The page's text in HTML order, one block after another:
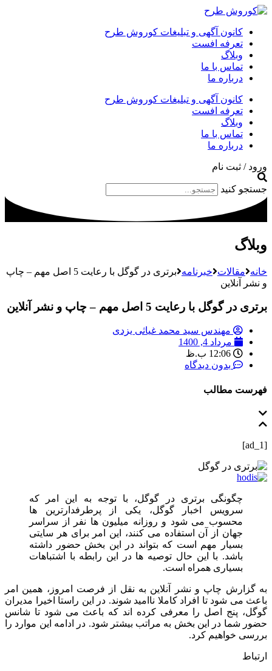
کانون آگهی و تبلیغات کوروش طرح
تعرفه افست
وبلاگ
تماس با ما
درباره ما
کانون آگهی و تبلیغات کوروش طرح
تعرفه افست
وبلاگ
تماس با ما
درباره ما
ورود / ثبت نام
جستجو کنید
وبلاگ
خانه مقالات خبرنامه
برتری در گوگل با رعایت 5 اصل مهم – چاپ
و نشر آنلاین
برتری در گوگل با رعایت 5 اصل مهم – چاپ و نشر آنلاین
مهندس سید محمد غیاثی یزدی
مرداد 4, 1400
12:06 ب.ظ
بدون دیدگاه
فهرست مطالب
[ad_1]
چگونگی برتری در گوگل، با توجه به این امر که
سرویس اخبار گوگل، یکی از پرطرفدارترین ها
محسوب می شود و روزانه میلیون ها نفر از سراسر
جهان از آن استفاده می کنند، این امر برای هر سایتی
بسیار مهم است که بتواند در این بخش حضور داشته
باشد. با این حال توصیه ها در این رابطه با اشتباهات
بسیاری همراه است.
به گزارش چاپ و نشر آنلاین به نقل از فرصت امروز، همین امر
باعث می شود تا افراد کاملا ناامید شوند. در این راستا اخیرا مدیران
گوگل، پنج اصل را معرفی کرده اند که باعث می شود تا شانس
حضور شما در این بخش به مراتب بیشتر شود. در ادامه این موارد را
بررسی خواهیم کرد.
ارتباط